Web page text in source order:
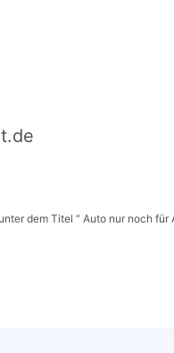
dem Titel “ Auto nur noch